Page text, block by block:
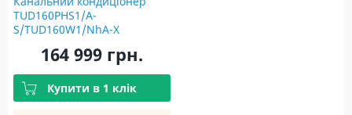
TUD160PHS1/A-
S/TUD160W1/NhA-X
164 999 грн.
Купити в 1 клік